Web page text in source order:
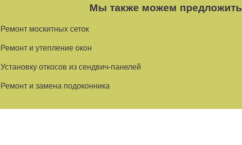
Мы также можем предложить
Ремонт москитных сеток
Ремонт и утепление окон
Установку откосов из сендвич-панелей
Ремонт и замена подоконника